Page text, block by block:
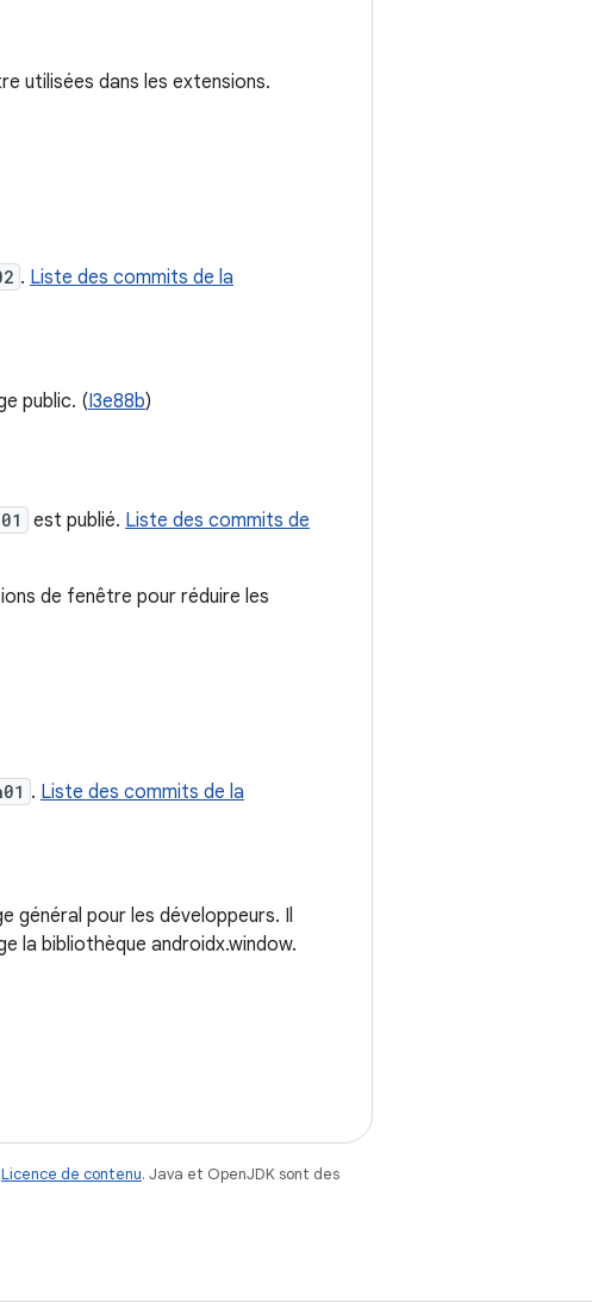
utilisées dans les extensions.
. Liste des commits de la
public. (I3e88b)
est publié. Liste des commits de
de fenêtre pour réduire les
. Liste des commits de la
général pour les développeurs. Il
la bibliothèque androidx.window.
Licence de contenu. Java et OpenJDK sont des